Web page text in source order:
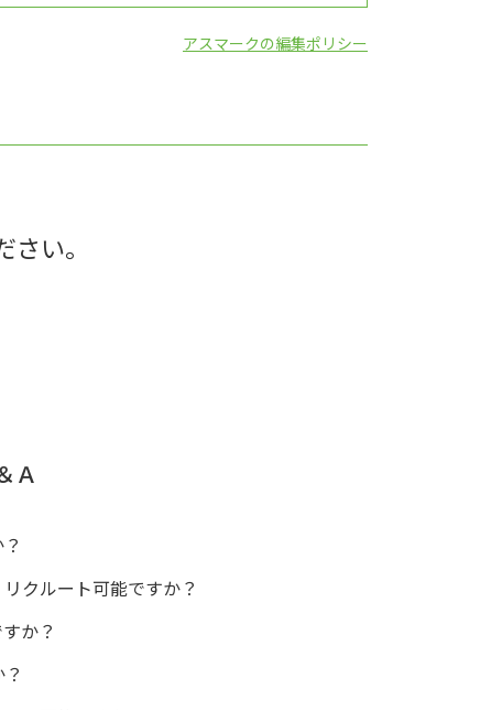
アスマークの編集ポリシー
い。
Ａ
クルート可能ですか？
か？